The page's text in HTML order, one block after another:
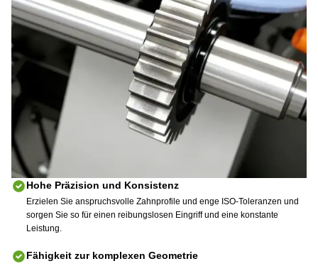
Hohe Präzision und Konsistenz
Erzielen Sie anspruchsvolle Zahnprofile und enge ISO-Toleranzen und
sorgen Sie so für einen reibungslosen Eingriff und eine konstante
Leistung.
Fähigkeit zur komplexen Geometrie